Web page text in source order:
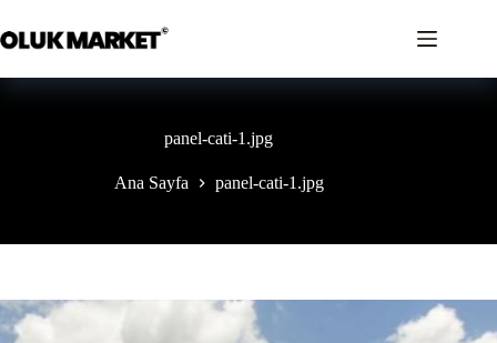
geç
panel-cati-1.jpg
Ana Sayfa panel-cati-1.jpg